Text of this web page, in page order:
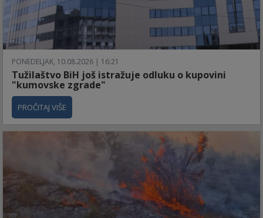
PONEDELJAK, 10.08.2026 | 16:21
Tužilaštvo BiH još istražuje odluku o kupovini
"kumovske zgrade"
PROČITAJ VIŠE